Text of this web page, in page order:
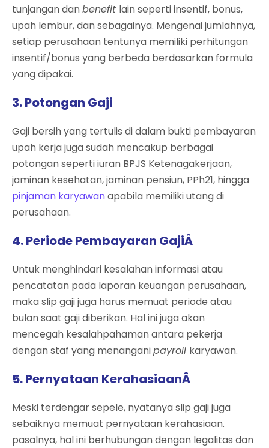
tunjangan danbenefit lain seperti insentif, bonus,
upah lembur, dan sebagainya. Mengenai jumlahnya,
setiap perusahaan tentunya memiliki perhitungan
insentif/bonus yang berbeda berdasarkan formula
yang dipakai.
3. Potongan Gaji
Gaji bersih yang tertulis di dalam bukti pembayaran
upah kerja juga sudah mencakup berbagai
potongan seperti iuran BPJS Ketenagakerjaan,
jaminan kesehatan, jaminan pensiun, PPh21, hingga
pinjaman karyawanapabila memiliki utang di
perusahaan.
4. Periode Pembayaran GajiÂ
Untuk menghindari kesalahan informasi atau
pencatatan pada laporan keuangan perusahaan,
maka slip gaji juga harus memuat periode atau
bulan saat gaji diberikan. Hal ini juga akan
mencegah kesalahpahaman antara pekerja
dengan staf yang menanganipayroll karyawan.
5. Pernyataan KerahasiaanÂ
Meski terdengar sepele, nyatanya slip gaji juga
sebaiknya memuat pernyataan kerahasiaan.
pasalnya, hal ini berhubungan dengan legalitas dan